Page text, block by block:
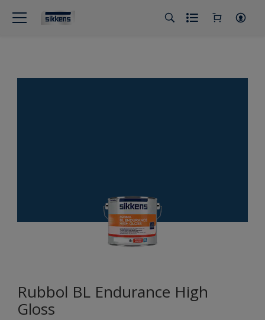
Rubbol BL Endurance High
Gloss